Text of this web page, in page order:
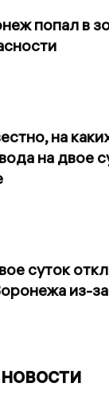
попал в
на
на двое
суток
из-